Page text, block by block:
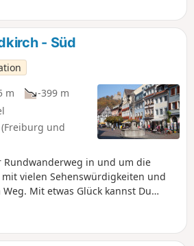
- Süd
m
-399 m
und
Rundwanderweg in und um die
vielen Sehenswürdigkeiten und
Mit etwas Glück kannst Du